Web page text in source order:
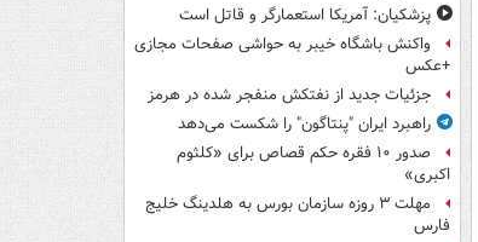
پزشکیان: آمریکا استعمارگر و قاتل است
واکنش باشگاه خیبر به حواشی صفحات مجازی
+عکس
جزئیات جدید از نفتکش منفجر شده در هرمز
راهبرد ایران "پنتاگون" را شکست می‌دهد
صدور ۱۰ فقره حکم قصاص برای «کلثوم
اکبری»
مهلت ۳ روزه سازمان بورس به هلدینگ خلیج
فارس